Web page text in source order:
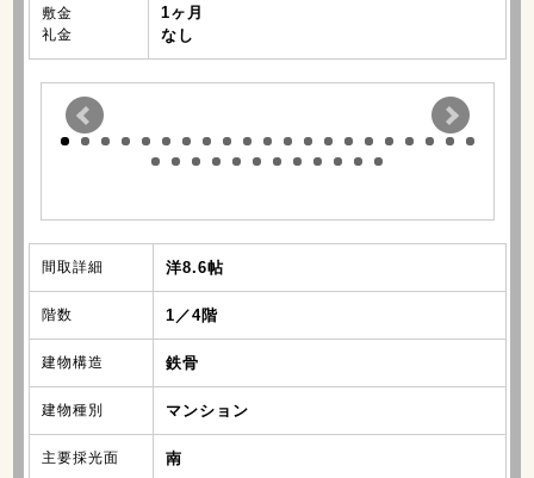
敷金
礼金
1ヶ月
なし
間取詳細 洋8.6帖
階数 1／4階
建物構造 鉄骨
建物種別 マンション
主要採光面 南